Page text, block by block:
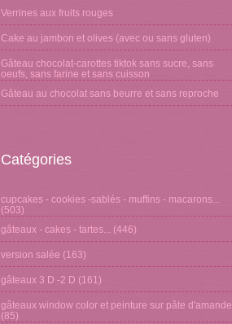
Verrines aux fruits rouges
Cake au jambon et olives (avec ou sans gluten)
Gâteau chocolat-carottes tiktok sans sucre, sans
oeufs, sans farine et sans cuisson
Gâteau au chocolat sans beurre et sans reproche
Catégories
cupcakes - cookies -sablés - muffins - macarons...
(503)
gâteaux - cakes - tartes... (446)
version salée (163)
gâteaux 3 D -2 D (161)
gâteaux window color et peinture sur pâte d'amande
(85)